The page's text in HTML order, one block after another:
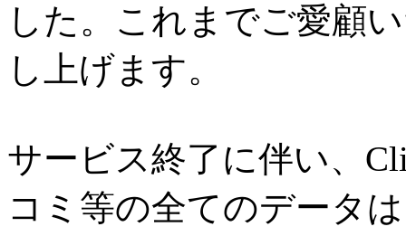
した。これまでご愛顧
し上げます。
サービス終了に伴い、
コミ等の全てのデータ